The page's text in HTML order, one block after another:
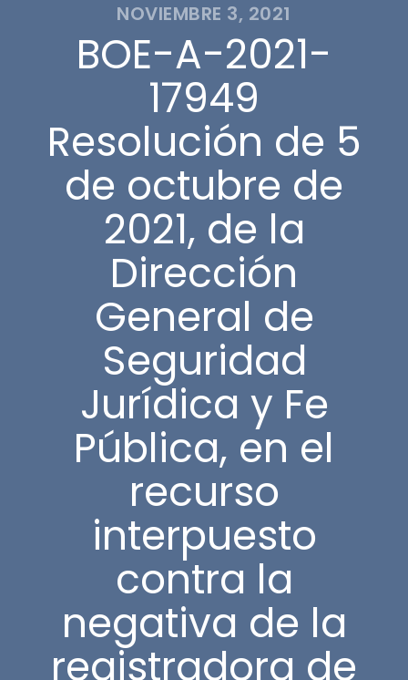
NOVIEMBRE 3, 2021
BOE-A-2021-
17949
Resolución de 5
de octubre de
2021, de la
Dirección
General de
Seguridad
Jurídica y Fe
Pública, en el
recurso
interpuesto
contra la
negativa de la
registradora de